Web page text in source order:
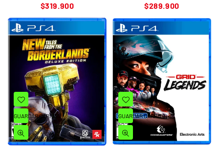
Precio
$319.900
Precio
$289.900
GUARDAR CARRITO GUARDAR CARRITO